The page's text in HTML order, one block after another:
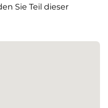
Sie Teil dieser